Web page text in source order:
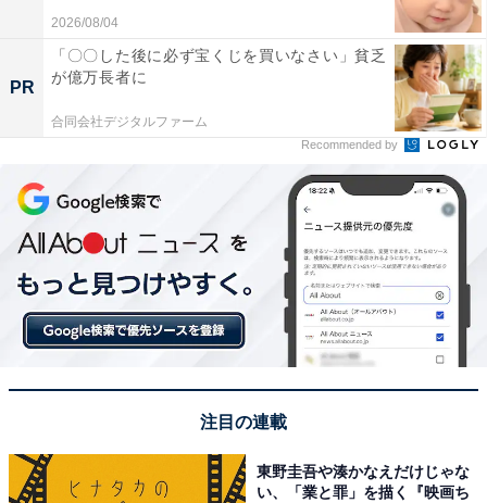
2026/08/04
PR
「〇〇した後に必ず宝くじを買いなさい」貧乏
が億万長者に
合同会社デジタルファーム
Recommended by
注目の連載
東野圭吾や湊かなえだけじゃな
い、「業と罪」を描く『映画ち